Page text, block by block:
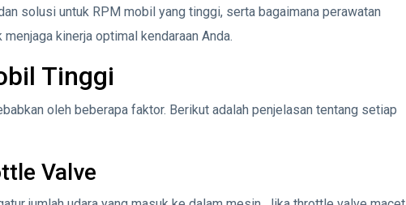
solusi untuk RPM mobil yang tinggi, serta bagaimana perawatan
kinerja optimal kendaraan Anda.
Tinggi
oleh beberapa faktor. Berikut adalah penjelasan tentang setiap
Valve